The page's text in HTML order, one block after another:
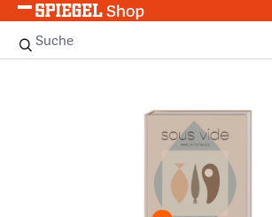
Zum Hauptinhalt springen
Suche